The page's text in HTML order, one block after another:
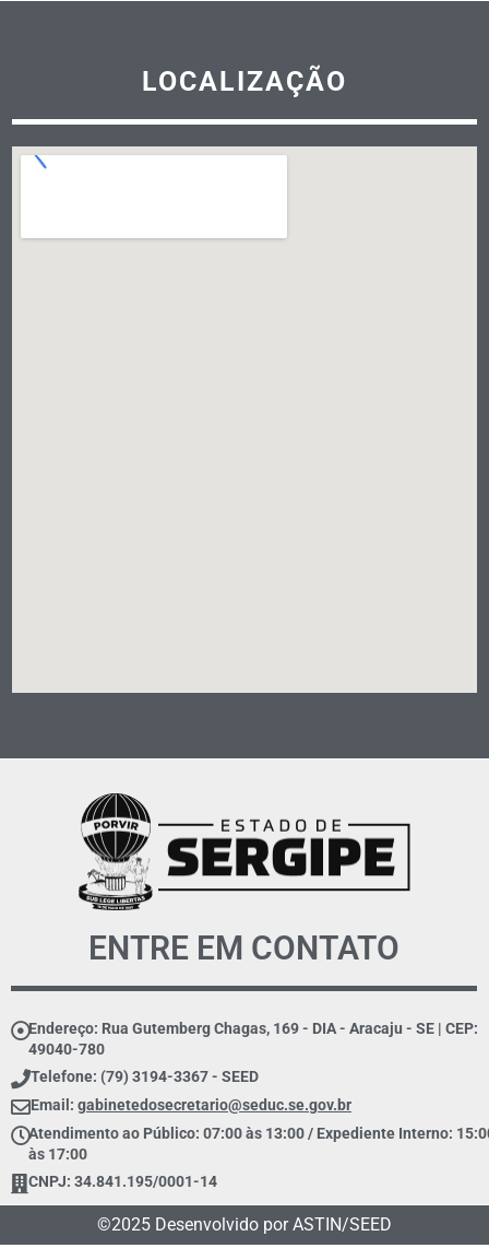
LOCALIZAÇÃO
ENTRE EM CONTATO
Endereço: Rua Gutemberg Chagas, 169 - DIA - Aracaju - SE | CEP:
49040-780
Telefone: (79) 3194-3367 - SEED
Email: gabinetedosecretario@seduc.se.gov.br
Atendimento ao Público: 07:00 às 13:00 / Expediente Interno:
às 17:00
CNPJ: 34.841.195/0001-14
©2025 Desenvolvido por ASTIN/SEED